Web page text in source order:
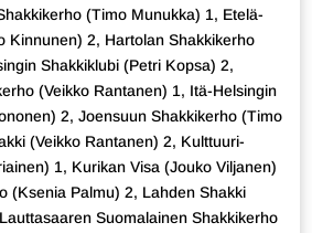
(Timo Munukka) 1, Etelä-
Kinnunen) 2, Hartolan Shakkikerho
Shakkiklubi (Petri Kopsa) 2,
(Veikko Rantanen) 1, Itä-Helsingin
2, Joensuun Shakkikerho (Timo
(Veikko Rantanen) 2, Kulttuuri-
1, Kurikan Visa (Jouko Viljanen)
(Ksenia Palmu) 2, Lahden Shakki
Suomalainen Shakkikerho